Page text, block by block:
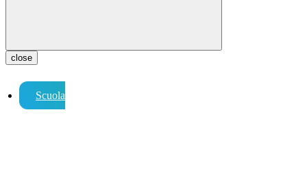
close
Scuola